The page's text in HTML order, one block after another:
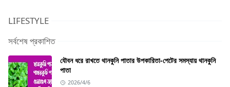
LIFESTYLE
সর্বশেষ প্রকাশিত
যৌবন ধরে রাখতে থানকুনি পাতার উপকারিতা-পেটের সমস্যায় থানকুনি
পাতা
2026/4/6